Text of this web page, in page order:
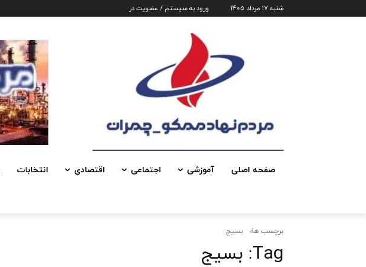
شنبه 17 مرداد 1405 ورود به سیستم / عضویت در
صفحه اصلی آموزشی اجتماعی اقتصادی انتخابات
برچسب ها بسیج
Tag: بسیج